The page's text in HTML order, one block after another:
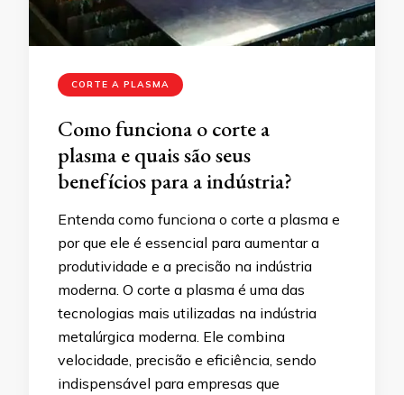
CORTE A PLASMA
Como funciona o corte a
plasma e quais são seus
benefícios para a indústria?
Entenda como funciona o corte a plasma e
por que ele é essencial para aumentar a
produtividade e a precisão na indústria
moderna. O corte a plasma é uma das
tecnologias mais utilizadas na indústria
metalúrgica moderna. Ele combina
velocidade, precisão e eficiência, sendo
indispensável para empresas que